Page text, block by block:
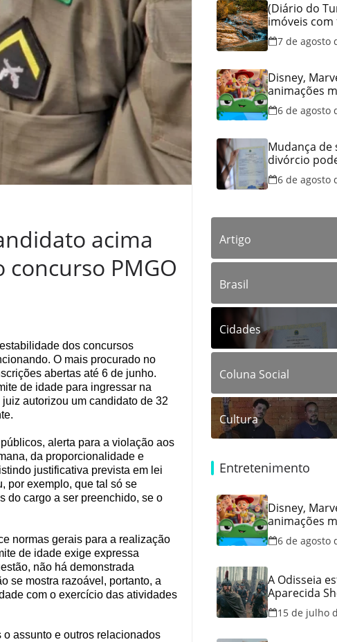
acima
PMGO
dos concursos
O mais procurado no
abertas até 6 de junho.
de idade para ingressar na
autorizou um candidato de 32
alerta para a violação aos
da proporcionalidade e
justificativa prevista em lei
por exemplo, que tal só se
do cargo a ser preenchido, se o
normas gerais para a realização
de idade exige expressa
não há demonstrada
se mostra razoável, portanto, a
com o exercício das atividades
assunto e outros relacionados
(Diário do
imóveis com
locação por
no Brasil
7 de agosto
Disney,
animações
Aparecida
6 de agosto
Mudança de
divórcio
dos
para evitar
6 de agosto
Artigo
Brasil
Cidades
Coluna Social
Cultura
Entretenimento
Disney,
animações
Aparecida
6 de agosto
A Odisseia
Aparecida
quinta, 16
15 de julho